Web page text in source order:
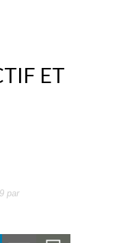
ET
par